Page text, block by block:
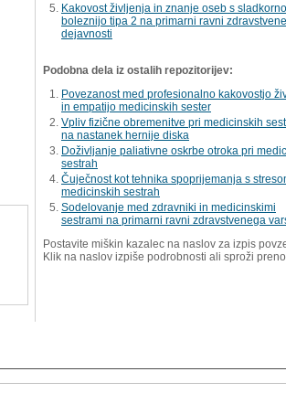
Kakovost življenja in znanje oseb s sladkorno
boleznijo tipa 2 na primarni ravni zdravstvene
dejavnosti
Podobna dela iz ostalih repozitorijev:
Povezanost med profesionalno kakovostjo
in empatijo medicinskih sester
Vpliv fizične obremenitve pri medicinskih
na nastanek hernije diska
Doživljanje paliativne oskrbe otroka pri
sestrah
Čuječnost kot tehnika spoprijemanja s
medicinskih sestrah
Sodelovanje med zdravniki in medicinskimi
sestrami na primarni ravni zdravstvenega
Postavite miškin kazalec na naslov za izpis
Klik na naslov izpiše podrobnosti ali sproži